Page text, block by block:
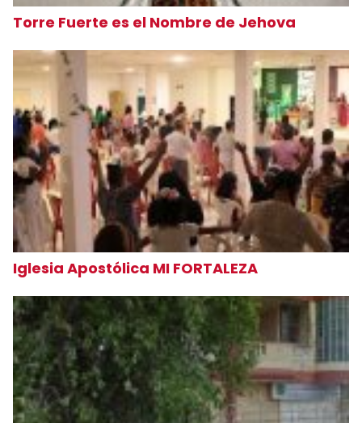
Torre Fuerte es el Nombre de Jehova
Iglesia Apostólica MI FORTALEZA